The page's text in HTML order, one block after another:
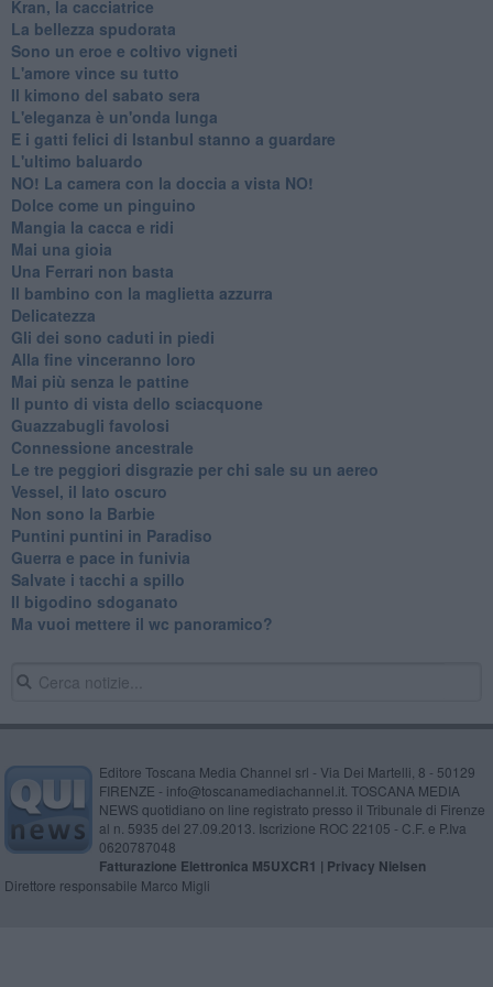
Kran, la cacciatrice
La bellezza spudorata
Sono un eroe e coltivo vigneti
L'amore vince su tutto
Il kimono del sabato sera
L'eleganza è un'onda lunga
E i gatti felici di Istanbul stanno a guardare
L'ultimo baluardo
NO! La camera con la doccia a vista NO!
Dolce come un pinguino
Mangia la cacca e ridi
Mai una gioia
Una Ferrari non basta
Il bambino con la maglietta azzurra
Delicatezza
Gli dei sono caduti in piedi
Alla fine vinceranno loro
Mai più senza le pattine
Il punto di vista dello sciacquone
Guazzabugli favolosi
Connessione ancestrale
Le tre peggiori disgrazie per chi sale su un aereo
Vessel, il lato oscuro
Non sono la Barbie
Puntini puntini in Paradiso
Guerra e pace in funivia
Salvate i tacchi a spillo
Il bigodino sdoganato
Ma vuoi mettere il wc panoramico?
Editore Toscana Media Channel srl - Via Dei Martelli, 8 - 50129
FIRENZE - info@toscanamediachannel.it. TOSCANA MEDIA
NEWS quotidiano on line registrato presso il Tribunale di Firenze
al n. 5935 del 27.09.2013. Iscrizione ROC 22105 - C.F. e P.Iva
0620787048
Fatturazione Elettronica M5UXCR1 | Privacy Nielsen
Direttore responsabile Marco Migli